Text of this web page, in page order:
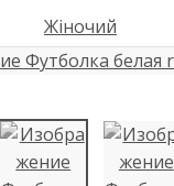
Жіночий